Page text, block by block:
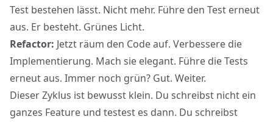
Test bestehen lässt. Nicht mehr. Führe den Test erneut
aus. Er besteht. Grünes Licht.
Refactor: Jetzt räum den Code auf. Verbessere die
Implementierung. Mach sie elegant. Führe die Tests
erneut aus. Immer noch grün? Gut. Weiter.
Dieser Zyklus ist bewusst klein. Du schreibst nicht ein
ganzes Feature und testest es dann. Du schreibst